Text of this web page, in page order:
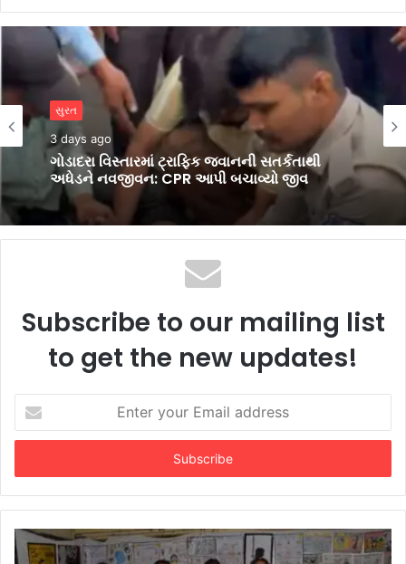
સુરત
3 days ago
ગોડાદરા વિસ્તારમાં ટ્રાફિક જવાનની સતર્કતાથી
સુરત
3 days ago
શ્રી માધવ ગૌશાળાના ભવ્ય રક્તદાન શિબિરમાં 1,230
બ્લડ યુનિટનું ઐતિહાસિક સંગ્રહ
Subscribe to our mailing list
to get the new updates!
your
Email